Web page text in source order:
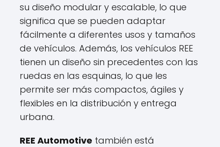
su diseño modular y escalable, lo que
significa que se pueden adaptar
fácilmente a diferentes usos y tamaños
de vehículos. Además, los vehículos REE
tienen un diseño sin precedentes con las
ruedas en las esquinas, lo que les
permite ser más compactos, ágiles y
flexibles en la distribución y entrega
urbana.
REE Automotive también está